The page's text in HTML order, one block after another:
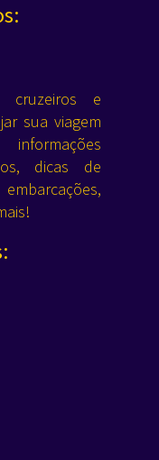
cruzeiros e
sua viagem
dicas de